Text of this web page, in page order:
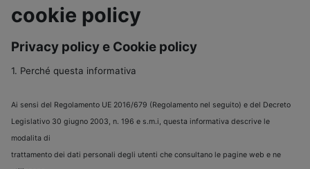
cookie policy
Privacy policy e Cookie policy
1. Perché questa informativa
Ai sensi del Regolamento UE 2016/679 (Regolamento nel seguito) e del Decreto
Legislativo 30 giugno 2003, n. 196 e s.m.i, questa informativa descrive le
modalita di
trattamento dei dati personali degli utenti che consultano le pagine web e ne